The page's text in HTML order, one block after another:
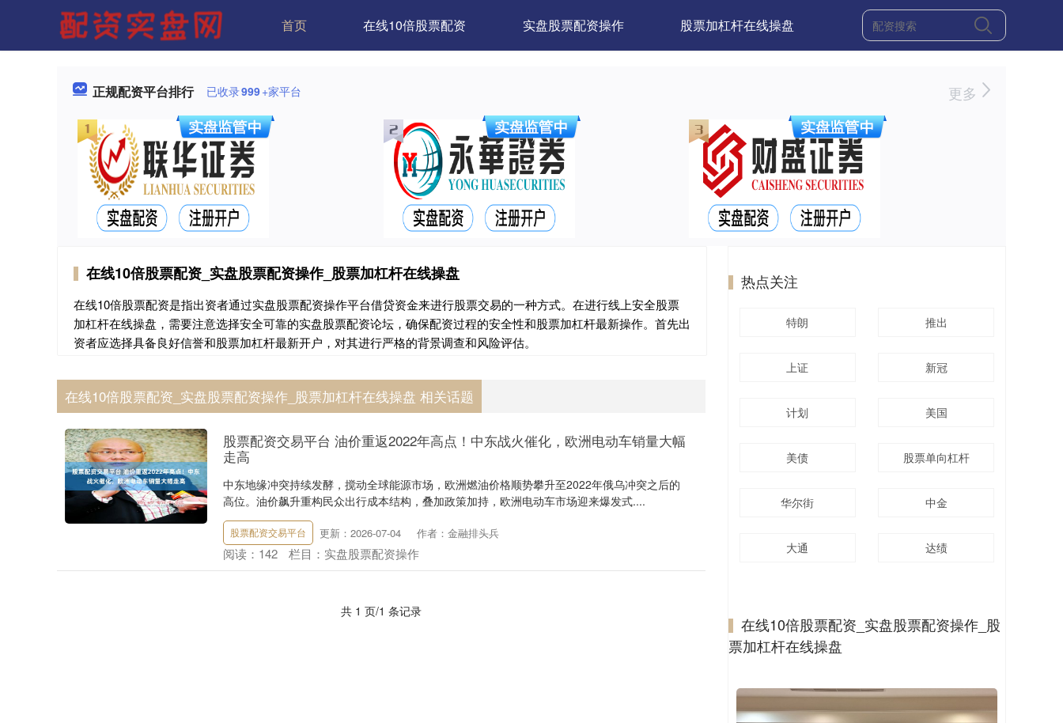
首页 在线10倍股票配资 实盘股票配资操作 股票加杠杆在线操盘
正规配资平台排行 已收录999+家平台 更多
在线10倍股票配资_实盘股票配资操作_股票加杠杆在线操盘
在线10倍股票配资是指出资者通过实盘股票配资操作平台借贷资金来进行股票交易的一种方式。在进行线上安全股票
加杠杆在线操盘，需要注意选择安全可靠的实盘股票配资论坛，确保配资过程的安全性和股票加杠杆最新操作。首先出
资者应选择具备良好信誉和股票加杠杆最新开户，对其进行严格的背景调查和风险评估。
在线10倍股票配资_实盘股票配资操作_股票加杠杆在线操盘 相关话题
股票配资交易平台 油价重返2022年高点！中东战火催化，欧洲电动车销量大幅
走高
中东地缘冲突持续发酵，搅动全球能源市场，欧洲燃油价格顺势攀升至2022年俄乌冲突之后的
高位。油价飙升重构民众出行成本结构，叠加政策加持，欧洲电动车市场迎来爆发式....
股票配资交易平台 更新：2026-07-04 作者：金融排头兵
阅读： 142 栏目： 实盘股票配资操作
共 1 页/1 条记录
热点关注
特朗 推出
上证 新冠
计划 美国
美债 股票单向杠杆
华尔街 中金
大通 达绩
在线10倍股票配资_实盘股票配资操作_股
票加杠杆在线操盘